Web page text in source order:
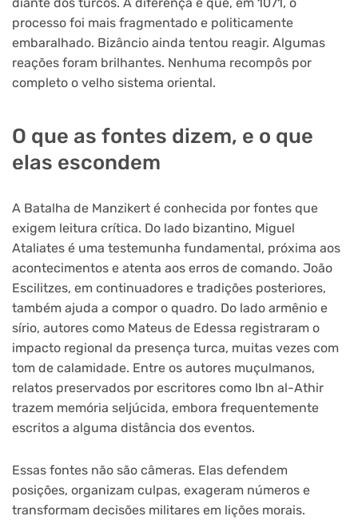
processo foi mais fragmentado e politicamente
embaralhado. Bizâncio ainda tentou reagir. Algumas
reações foram brilhantes. Nenhuma recompôs por
completo o velho sistema oriental.
O que as fontes dizem, e o que
elas escondem
A Batalha de Manzikert é conhecida por fontes que
exigem leitura crítica. Do lado bizantino, Miguel
Ataliates é uma testemunha fundamental, próxima aos
acontecimentos e atenta aos erros de comando. João
Escilitzes, em continuadores e tradições posteriores,
também ajuda a compor o quadro. Do lado armênio e
sírio, autores como Mateus de Edessa registraram o
impacto regional da presença turca, muitas vezes com
tom de calamidade. Entre os autores muçulmanos,
relatos preservados por escritores como Ibn al-Athir
trazem memória seljúcida, embora frequentemente
escritos a alguma distância dos eventos.
Essas fontes não são câmeras. Elas defendem
posições, organizam culpas, exageram números e
transformam decisões militares em lições morais.